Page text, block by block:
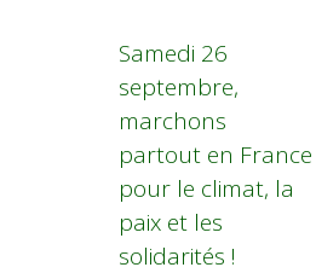
Samedi 26
septembre,
marchons
partout en France
pour le climat, la
paix et les
solidarités !